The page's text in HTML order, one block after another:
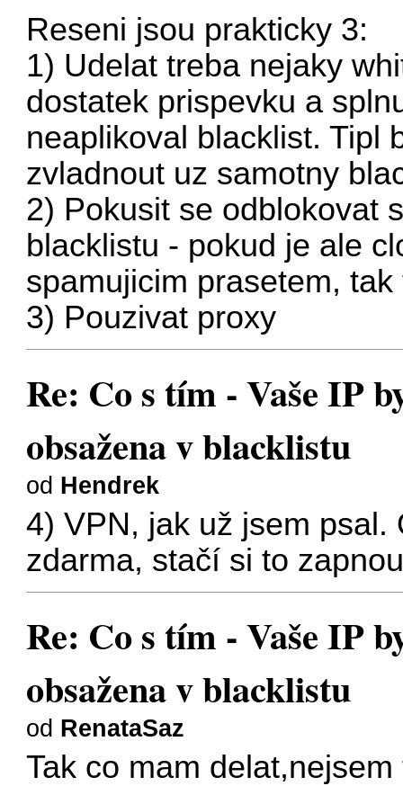
Reseni jsou prakticky 3:
1) Udelat treba nejaky
dostatek prispevku a
neaplikoval blacklist. Tipl
zvladnout uz samotny
2) Pokusit se odblokovat
blacklistu - pokud je ale
spamujicim prasetem,
3) Pouzivat proxy
Re: Co s tím - Vaše IP
obsažena v blacklistu
od Hendrek
4) VPN, jak už jsem
zdarma, stačí si to
Re: Co s tím - Vaše IP
obsažena v blacklistu
od RenataSaz
Tak co mam